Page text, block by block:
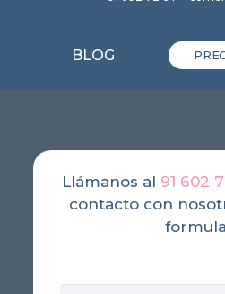
BLOG
Llámanos al 91 602
contacto con